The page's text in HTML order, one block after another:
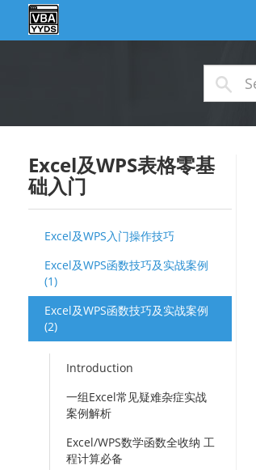
Excel及WPS表格零基
础入门
Excel及WPS入门操作技巧
Excel及WPS函数技巧及实战案例
(1)
Excel及WPS函数技巧及实战案例
(2)
Introduction
一组Excel常见疑难杂症实战
案例解析
Excel/WPS数学函数全收纳 工
程计算必备